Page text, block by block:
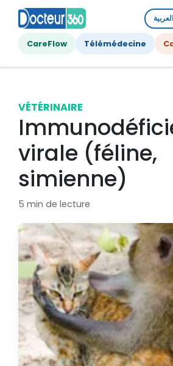
العربية
CareFlow Télémédecine
VÉTÉRINAIRE
virale (féline,
simienne)
5 min de lecture